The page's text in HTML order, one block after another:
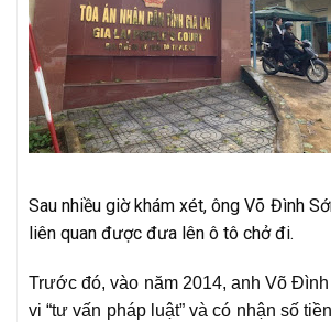
Sau nhiều giờ khám xét, ông Võ Đình
liên quan được đưa lên ô tô chở đi.
Trước đó, vào năm 2014, anh Võ
vi “tư vấn pháp luật” và có nhận số